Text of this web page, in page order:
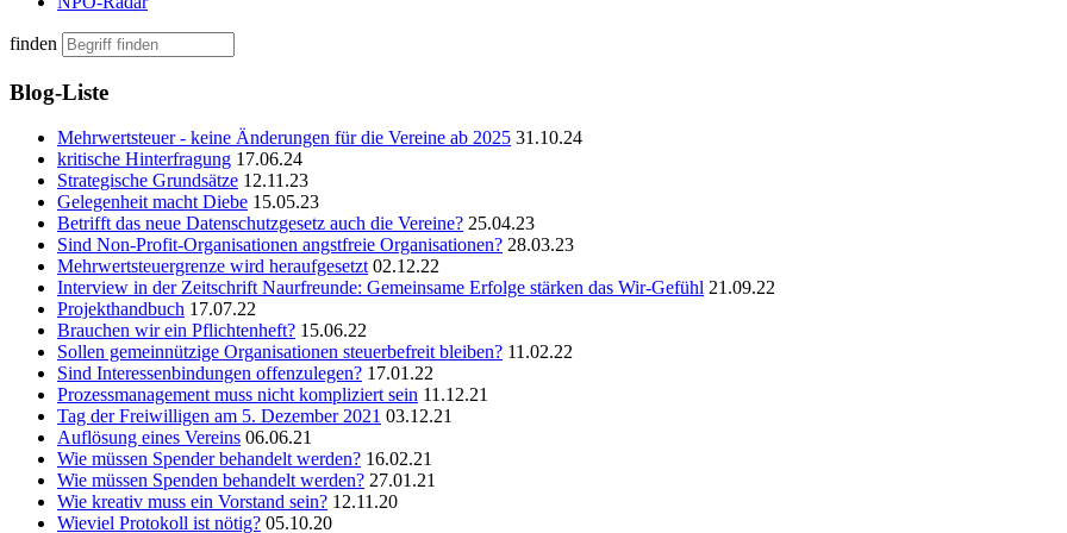
finden
Blog-Liste
Mehrwertsteuer - keine Änderungen für die Vereine ab 2025 31.10.24
kritische Hinterfragung 17.06.24
Strategische Grundsätze 12.11.23
Gelegenheit macht Diebe 15.05.23
Betrifft das neue Datenschutzgesetz auch die Vereine? 25.04.23
Sind Non-Profit-Organisationen angstfreie Organisationen? 28.03.23
Mehrwertsteuergrenze wird heraufgesetzt 02.12.22
Interview in der Zeitschrift Naurfreunde: Gemeinsame Erfolge stärken das Wir-Gefühl 21.09.22
Projekthandbuch 17.07.22
Brauchen wir ein Pflichtenheft? 15.06.22
Sollen gemeinnützige Organisationen steuerbefreit bleiben? 11.02.22
Sind Interessenbindungen offenzulegen? 17.01.22
Prozessmanagement muss nicht kompliziert sein 11.12.21
Tag der Freiwilligen am 5. Dezember 2021 03.12.21
Auflösung eines Vereins 06.06.21
Wie müssen Spender behandelt werden? 16.02.21
Wie müssen Spenden behandelt werden? 27.01.21
Wie kreativ muss ein Vorstand sein? 12.11.20
Wieviel Protokoll ist nötig? 05.10.20